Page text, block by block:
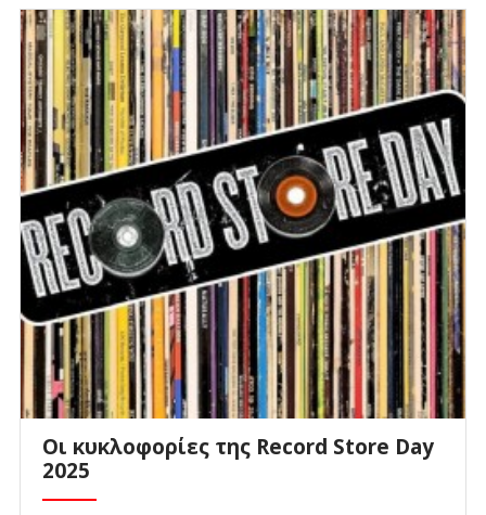
Οι κυκλοφορίες της Record Store Day
2025